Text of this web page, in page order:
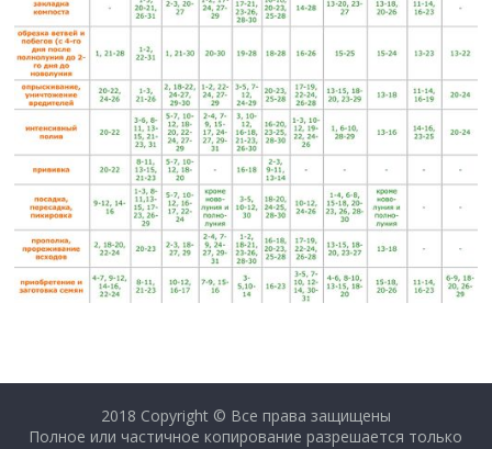
2018 Copyright © Все права защищены
Полное или частичное копирование разрешается только